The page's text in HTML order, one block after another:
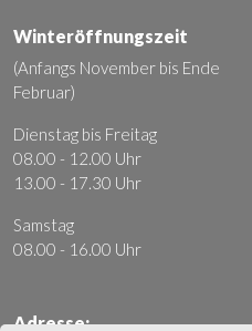
Winteröffnungszeit
(Anfangs November bis Ende
Februar)
Dienstag bis Freitag
08.00 - 12.00 Uhr
13.00 - 17.30 Uhr
Samstag
08.00 - 16.00 Uhr
Adresse: